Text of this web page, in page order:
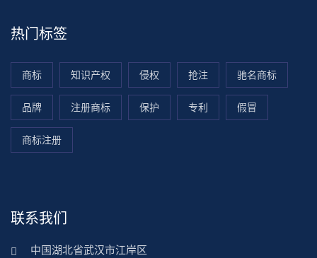
热门标签
商标 知识产权 侵权 抢注 驰名商标
品牌 注册商标 保护 专利 假冒
商标注册
联系我们
中国湖北省武汉市江岸区